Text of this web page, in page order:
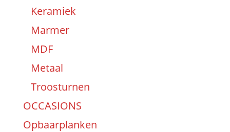
Keramiek
Marmer
MDF
Metaal
Troosturnen
OCCASIONS
Opbaarplanken